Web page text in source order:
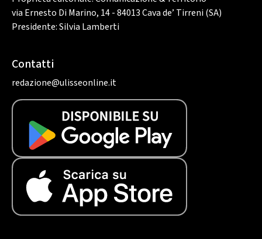
via Ernesto Di Marino, 14 - 84013 Cava de’ Tirreni (SA)
Presidente: Silvia Lamberti
Contatti
redazione@ulisseonline.it